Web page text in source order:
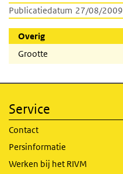
Publicatiedatum 27/08/2009
Overig
Grootte
Service
Contact
Persinformatie
Werken bij het RIVM